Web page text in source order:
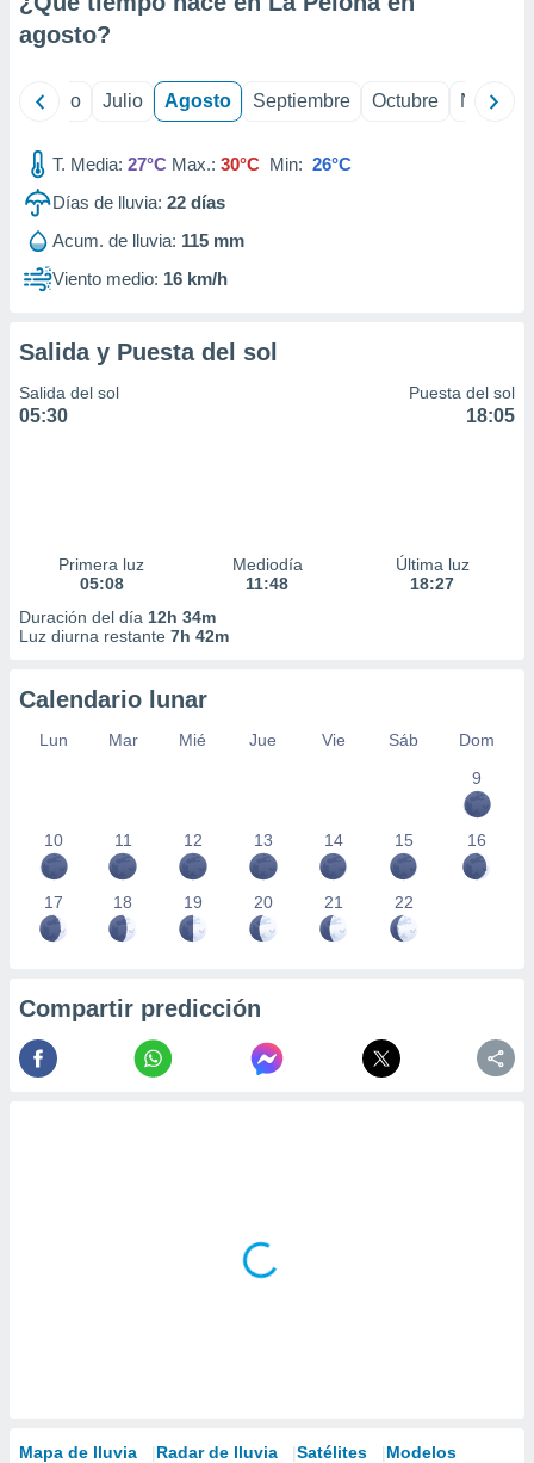
e
publicidad
publicidad
de
agosto?
Junio Julio Agosto Septiembre Octubre
T. Media: 27°C Max.: 30°C Min: 26°C
Días de lluvia: 22 días
Acum. de lluvia: 115 mm
Viento medio: 16 km/h
Salida y Puesta del sol
Salida del sol
05:30
Puesta del sol
18:05
Primera luz
05:08
Mediodía
11:48
Última luz
18:27
Duración del día 12h 34m
Luz diurna restante 7h 42m
Calendario lunar
Lun Mar Mié Jue Vie Sáb
Dom
9
10 11 12 13 14 15 16
17 18 19 20 21 22
Compartir predicción
Mapa de lluvia Radar de lluvia Satélites Modelos